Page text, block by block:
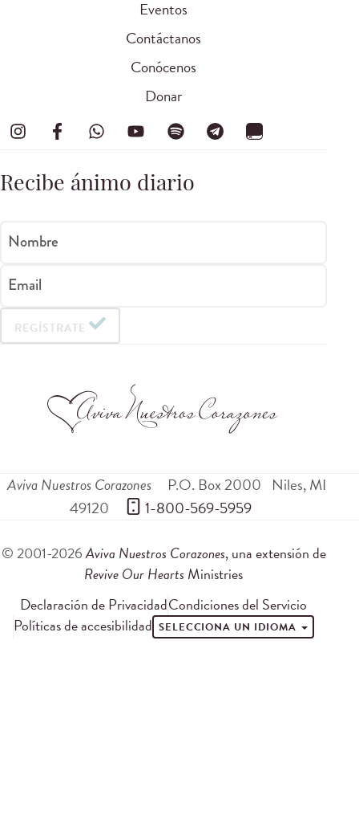
Eventos
Contáctanos
Conócenos
Donar
Recibe ánimo diario
Nombre
Email
REGÍSTRATE
Aviva Nuestros Corazones P.O. Box 2000 Niles,MI
49120
1-800-569-5959
© 2001-2026Aviva Nuestros Corazones, una extensión de
Revive Our Hearts Ministries
Declaración de PrivacidadCondiciones del Servicio
Políticas de accesibilidad SELECCIONA UN IDIOMA